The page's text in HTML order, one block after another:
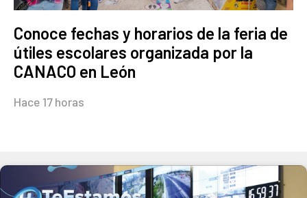
Conoce fechas y horarios de la feria de
útiles escolares organizada por la
CANACO en León
Hace 17 horas